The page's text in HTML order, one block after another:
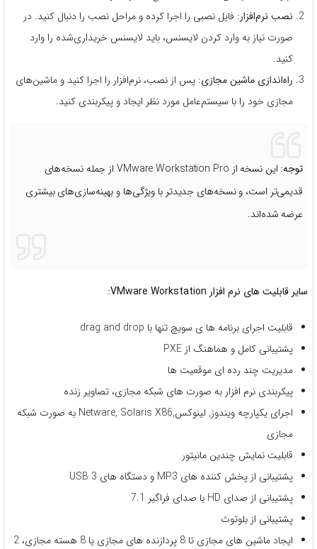
نصب نرم‌افزار: فایل نصبی را اجرا کرده و مراحل نصب را دنبال کنید. در
صورت نیاز به وارد کردن لایسنس، باید لایسنس خریداری‌شده را وارد
کنید.
راه‌اندازی ماشین مجازی: پس از نصب، نرم‌افزار را اجرا کنید و ماشین‌های
مجازی خود را با سیستم‌عامل مورد نظر ایجاد و پیکربندی کنید.
توجه
: این نسخه از VMware Workstation Pro از جمله نسخه‌های
قدیمی‌تر است، و نسخه‌های جدیدتر با ویژگی‌ها و بهینه‌سازی‌های بیشتری
عرضه شده‌اند.
سایر قابلیت های نرم افزار VMware Workstation:
قابلیت اجرای برنامه ها ی سویچ تنها با drag and drop
پشتیبانی کامل و هماهنگ از PXE
مدیریت چند رده ای موقعیت ها
پیکربندی نرم افزار به صورت های شبکه مجازی، تصاویر زنده
اجرای یکپارچه ویندوز, لینوکس,Netware, Solaris X86 به صورت شبکه
مجازی
قابلیت نمایش چندین مانیتور
پشتیبانی از پخش کننده های MP3 و دستگاه های USB 3
پشتیبانی از صدای HD با صدای فراگیر 7.1
پشتیبانی از بلوتوث
ایجاد ماشین های مجازی تا 8 پردازنده های مجازی یا 8 هسته مجازی، 2